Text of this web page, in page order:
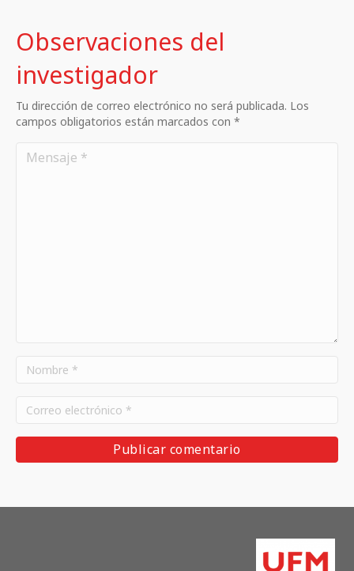
Observaciones del
investigador
Tu dirección de correo electrónico no será publicada. Los
campos obligatorios están marcados con *